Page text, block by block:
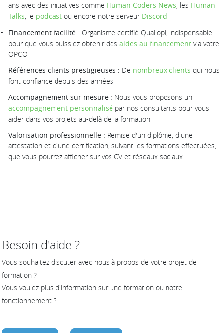
ans avec des initiatives comme Human Coders News, les Human
Talks, le podcast ou encore notre serveur Discord
Financement facilité : Organisme certifié Qualiopi, indispensable
pour que vous puissiez obtenir des aides au financement via votre
OPCO
Références clients prestigieuses : De nombreux clients qui nous
font confiance depuis des années
Accompagnement sur mesure : Nous vous proposons un
accompagnement personnalisé par nos consultants pour vous
aider dans vos projets au-delà de la formation
Valorisation professionnelle : Remise d'un diplôme, d'une
attestation et d'une certification, suivant les formations effectuées,
que vous pourrez afficher sur vos CV et réseaux sociaux
Besoin d'aide ?
Vous souhaitez discuter avec nous à propos de votre projet de
formation ?
Vous voulez plus d'information sur une formation ou notre
fonctionnement ?